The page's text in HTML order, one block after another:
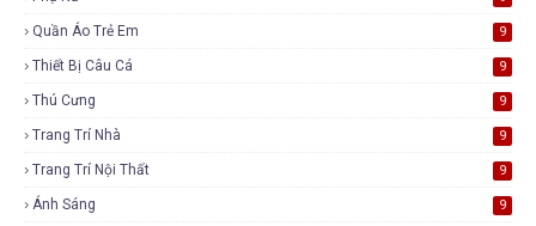
Quần Áo Trẻ Em 9
Thiết Bị Câu Cá 9
Thú Cưng 9
Trang Trí Nhà 9
Trang Trí Nội Thất 9
Ánh Sáng 9